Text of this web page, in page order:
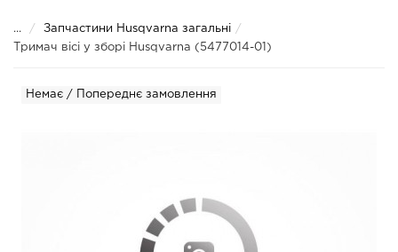
...
Запчастини Husqvarna загальні
Тримач вісі у зборі Husqvarna (5477014-01)
Немає / Попереднє замовлення